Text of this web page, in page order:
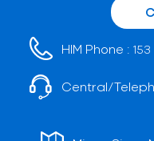
HIM Phone : 153
Central/